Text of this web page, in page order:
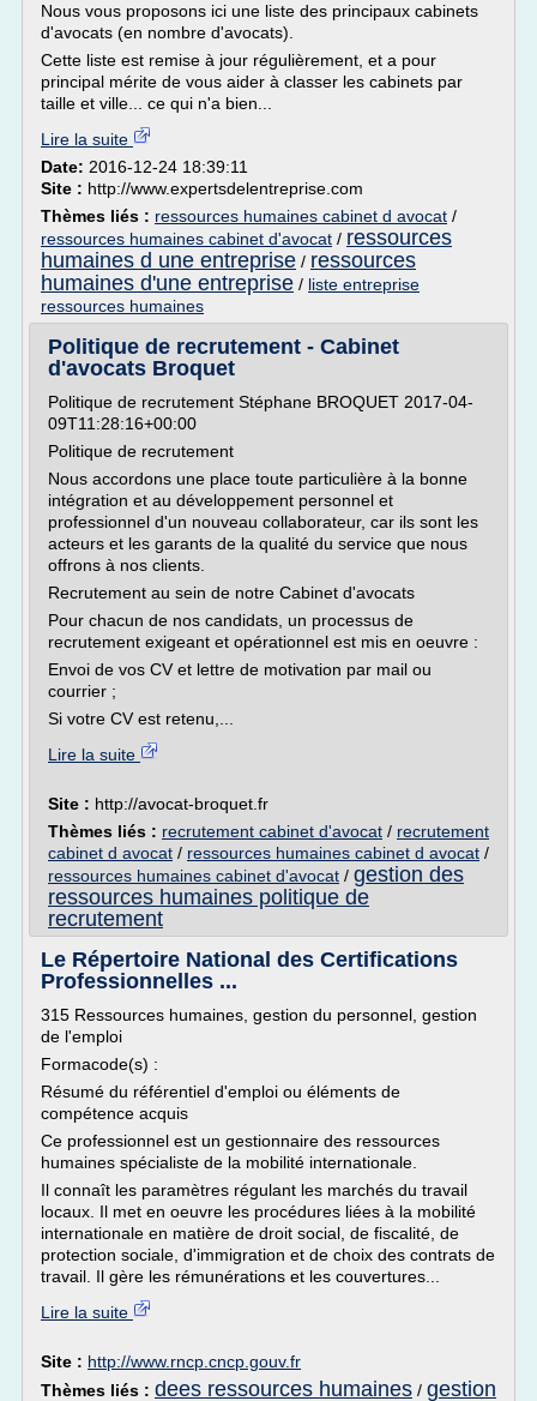
Nous vous proposons ici une liste des principaux cabinets
d'avocats (en nombre d'avocats).
Cette liste est remise à jour régulièrement, et a pour
principal mérite de vous aider à classer les cabinets par
taille et ville... ce qui n'a bien...
Lire la suite
Date: 2016-12-24 18:39:11
Site : http://www.expertsdelentreprise.com
Thèmes liés : ressources humaines cabinet d avocat /
ressources humaines cabinet d'avocat / ressources
humaines d une entreprise / ressources
humaines d'une entreprise / liste entreprise
ressources humaines
Politique de recrutement - Cabinet
d'avocats Broquet
Politique de recrutement Stéphane BROQUET 2017-04-
09T11:28:16+00:00
Politique de recrutement
Nous accordons une place toute particulière à la bonne
intégration et au développement personnel et
professionnel d'un nouveau collaborateur, car ils sont les
acteurs et les garants de la qualité du service que nous
offrons à nos clients.
Recrutement au sein de notre Cabinet d'avocats
Pour chacun de nos candidats, un processus de
recrutement exigeant et opérationnel est mis en oeuvre :
Envoi de vos CV et lettre de motivation par mail ou
courrier ;
Si votre CV est retenu,...
Lire la suite
Site : http://avocat-broquet.fr
Thèmes liés : recrutement cabinet d'avocat / recrutement
cabinet d avocat / ressources humaines cabinet d avocat /
ressources humaines cabinet d'avocat / gestion des
ressources humaines politique de
recrutement
Le Répertoire National des Certifications
Professionnelles ...
315 Ressources humaines, gestion du personnel, gestion
de l'emploi
Formacode(s) :
Résumé du référentiel d'emploi ou éléments de
compétence acquis
Ce professionnel est un gestionnaire des ressources
humaines spécialiste de la mobilité internationale.
Il connaît les paramètres régulant les marchés du travail
locaux. Il met en oeuvre les procédures liées à la mobilité
internationale en matière de droit social, de fiscalité, de
protection sociale, d'immigration et de choix des contrats de
travail. Il gère les rémunérations et les couvertures...
Lire la suite
Site : http://www.rncp.cncp.gouv.fr
Thèmes liés : dees ressources humaines / gestion